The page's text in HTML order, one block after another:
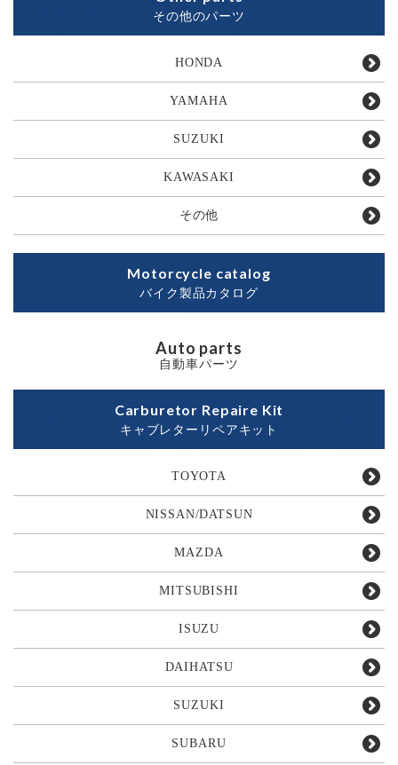
その他のパーツ
HONDA
YAMAHA
SUZUKI
KAWASAKI
その他
Motorcycle catalog
バイク製品カタログ
Auto parts
自動車パーツ
Carburetor Repaire Kit
キャブレターリペアキット
TOYOTA
NISSAN/DATSUN
MAZDA
MITSUBISHI
ISUZU
DAIHATSU
SUZUKI
SUBARU